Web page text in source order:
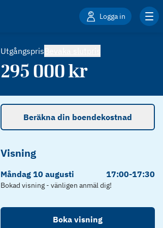
Logga in
Utgångspris
295 000kr
Beräkna din boendekostnad
Visning
Måndag 10 augusti 17:00-17:30
Bokad visning - vänligen anmäl dig!
Boka visning